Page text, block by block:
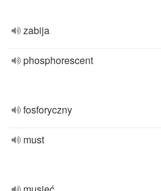
zabija
phosphorescent
fosforyczny
must